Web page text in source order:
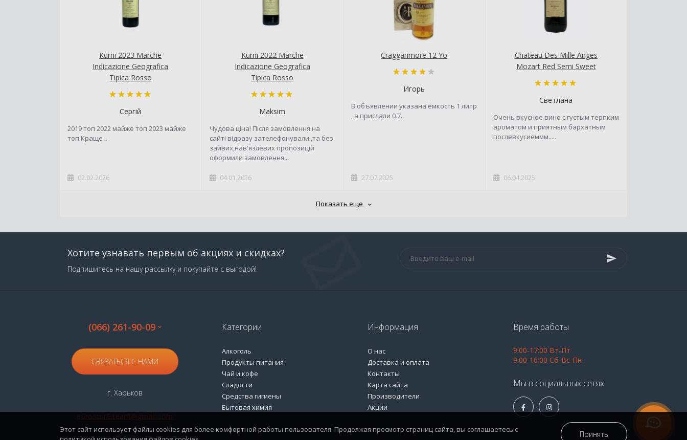
Kurni 2023 Marche
Indicazione Geografica
Tipica Rosso
Сергій
2019 топ 2022 майже топ 2023 майже
топ Краще ..
02.02.2026
Kurni 2022 Marche
Indicazione Geografica
Tipica Rosso
Maksim
Чудова ціна! Після замовлення на
сайті відразу зателефонували ,та без
зайвих,нав'язлевих пропозицій
оформили замовлення ..
04.01.2026
Cragganmore 12 Yo
Игорь
В объявлении указана ёмкость 1 литр
, а прислали 0.7..
27.07.2025
Chateau Des Mille Anges
Mozart Red Semi Sweet
Светлана
Очень вкусное вино с густым терпким
ароматом и приятным бархатным
послевкусиеммм.....
06.04.2025
Показать еще
Хотите узнавать первым об акциях и скидках?
Подпишитесь на нашу рассылку и покупайте с выгодой!
(066) 261-90-09
СВЯЗАТЬСЯ С НАМИ
г. Харьков
eurostore.team@gmail.com
Категории
Алкоголь
Продукты питания
Чай и кофе
Сладости
Средства гигиены
Бытовая химия
Информация
О нас
Доставка и оплата
Контакты
Карта сайта
Производители
Акции
Время работы
9:00-17:00 Вт-Пт
9:00-16:00 Сб-Вс-Пн
Мы в социальных сетях:
Этот сайт использует файлы cookies для более комфортной работы пользователя. Продолжая просмотр страниц сайта, вы соглашаетесь с
Принять